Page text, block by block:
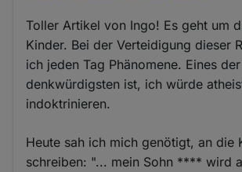
Toller Artikel von Ingo! Es geht um
Kinder. Bei der Verteidigung dieser
ich jeden Tag Phänomene. Eines der
denkwürdigsten ist, ich würde
indoktrinieren.
Heute sah ich mich genötigt, an die
schreiben: "... mein Sohn **** wird